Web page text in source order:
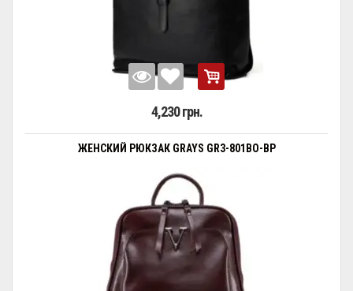
4,230 грн.
ЖЕНСКИЙ РЮКЗАК GRAYS GR3-801BO-BP